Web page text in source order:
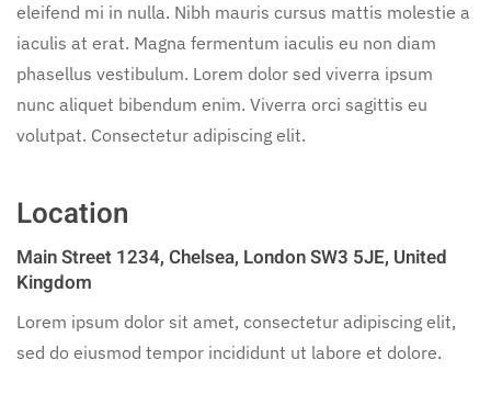
eleifend mi in nulla. Nibh mauris cursus mattis molestie a
iaculis at erat. Magna fermentum iaculis eu non diam
phasellus vestibulum. Lorem dolor sed viverra ipsum
nunc aliquet bibendum enim. Viverra orci sagittis eu
volutpat. Consectetur adipiscing elit.
Location
Main Street 1234, Chelsea, London SW3 5JE, United
Kingdom
Lorem ipsum dolor sit amet, consectetur adipiscing elit,
sed do eiusmod tempor incididunt ut labore et dolore.